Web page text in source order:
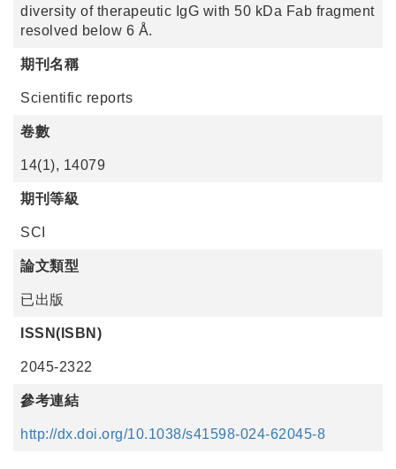
diversity of therapeutic IgG with 50 kDa Fab fragment
resolved below 6 Å.
期刊名稱
Scientific reports
卷數
14(1), 14079
期刊等級
SCI
論文類型
已出版
ISSN(ISBN)
2045-2322
參考連結
http://dx.doi.org/10.1038/s41598-024-62045-8